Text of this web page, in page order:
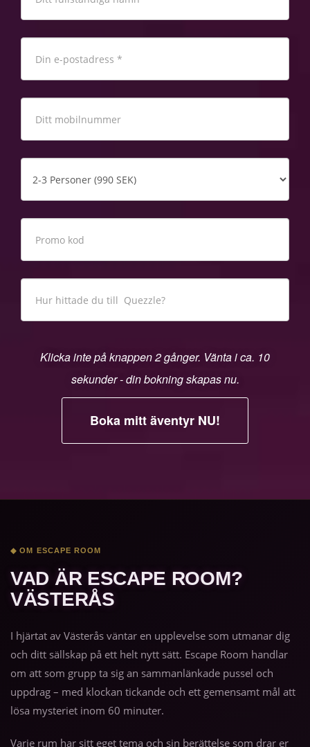
Klicka inte på knappen 2 gånger. Vänta i ca. 10
sekunder - din bokning skapas nu.
◆ OM ESCAPE ROOM
VAD ÄR ESCAPE ROOM?
VÄSTERÅS
I hjärtat av Västerås väntar en upplevelse som utmanar dig
och ditt sällskap på ett helt nytt sätt. Escape Room handlar
om att som grupp ta sig an sammanlänkade pussel och
uppdrag – med klockan tickande och ett gemensamt mål att
lösa mysteriet inom 60 minuter.
Varje rum har sitt eget tema och sin berättelse som drar er